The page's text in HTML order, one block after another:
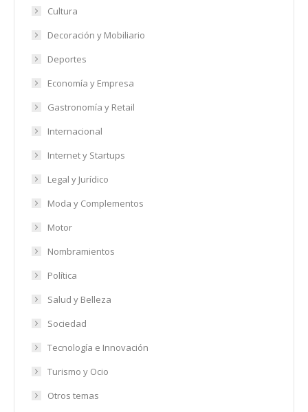
Cultura
Decoración y Mobiliario
Deportes
Economía y Empresa
Gastronomía y Retail
Internacional
Internet y Startups
Legal y Jurídico
Moda y Complementos
Motor
Nombramientos
Política
Salud y Belleza
Sociedad
Tecnología e Innovación
Turismo y Ocio
Otros temas